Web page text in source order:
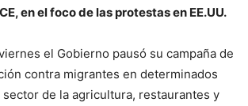
en el foco de las protestas en EE.UU.
el Gobierno pausó su campaña de
contra migrantes en determinados
de la agricultura, restaurantes y